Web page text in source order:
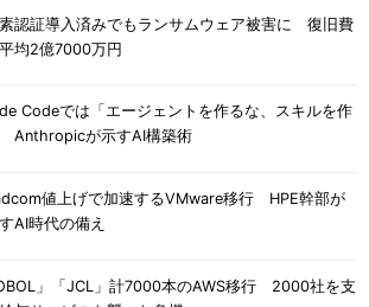
認証導入済みでもランサムウェア被害に 復旧費
均2億7000万円
Codeでは「エージェントを作るな、スキルを作
Anthropicが示すAI構築術
値上げで加速するVMware移行 HPE幹部が
AI時代の備え
」「JCL」計7000本のAWS移行 2000社を支